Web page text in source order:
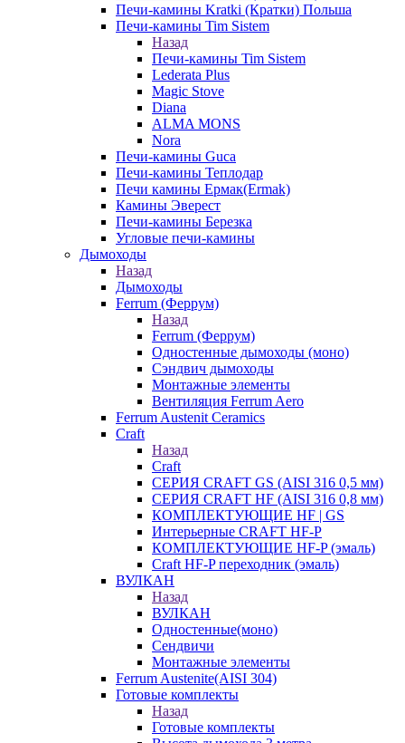
Печи-камины Kratki (Кратки) Польша
Печи-камины Tim Sistem
Назад
Печи-камины Tim Sistem
Lederata Plus
Magic Stove
Diana
ALMA MONS
Nora
Печи-камины Guca
Печи-камины Теплодар
Печи камины Ермак(Ermak)
Камины Эверест
Печи-камины Березка
Угловые печи-камины
Дымоходы
Назад
Дымоходы
Ferrum (Феррум)
Назад
Ferrum (Феррум)
Одностенные дымоходы (моно)
Сэндвич дымоходы
Монтажные элементы
Вентиляция Ferrum Aero
Ferrum Austenit Ceramics
Craft
Назад
Craft
СЕРИЯ CRAFT GS (AISI 316 0,5 мм)
СЕРИЯ CRAFT HF (AISI 316 0,8 мм)
КОМПЛЕКТУЮЩИЕ HF | GS
Интерьерные CRAFT HF-P
КОМПЛЕКТУЮЩИЕ HF-P (эмаль)
Craft HF-P переходник (эмаль)
ВУЛКАН
Назад
ВУЛКАН
Одностенные(моно)
Сендвичи
Монтажные элементы
Ferrum Austenite(AISI 304)
Готовые комплекты
Назад
Готовые комплекты